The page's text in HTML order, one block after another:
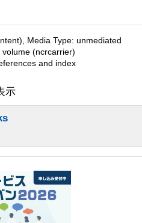
Media Type: unmediated
(ncrcarrier)
and index
示